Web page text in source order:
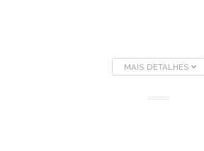
MAIS DETALHES